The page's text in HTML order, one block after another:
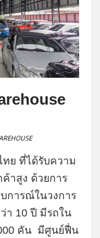
ย ที่ได้รับความ
าสูง ด้วยการ
การณ์ในวงการ
า 10 ปี มีรถใน
คัน มีศูนย์ฟื่น